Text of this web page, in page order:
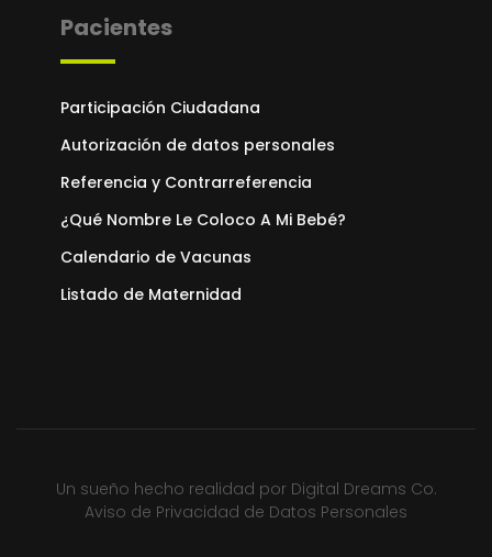
Pacientes
Participación Ciudadana
Autorización de datos personales
Referencia y Contrarreferencia
¿Qué Nombre Le Coloco A Mi Bebé?
Calendario de Vacunas
Listado de Maternidad
Un sueño hecho realidad por Digital Dreams Co.
Aviso de Privacidad de Datos Personales